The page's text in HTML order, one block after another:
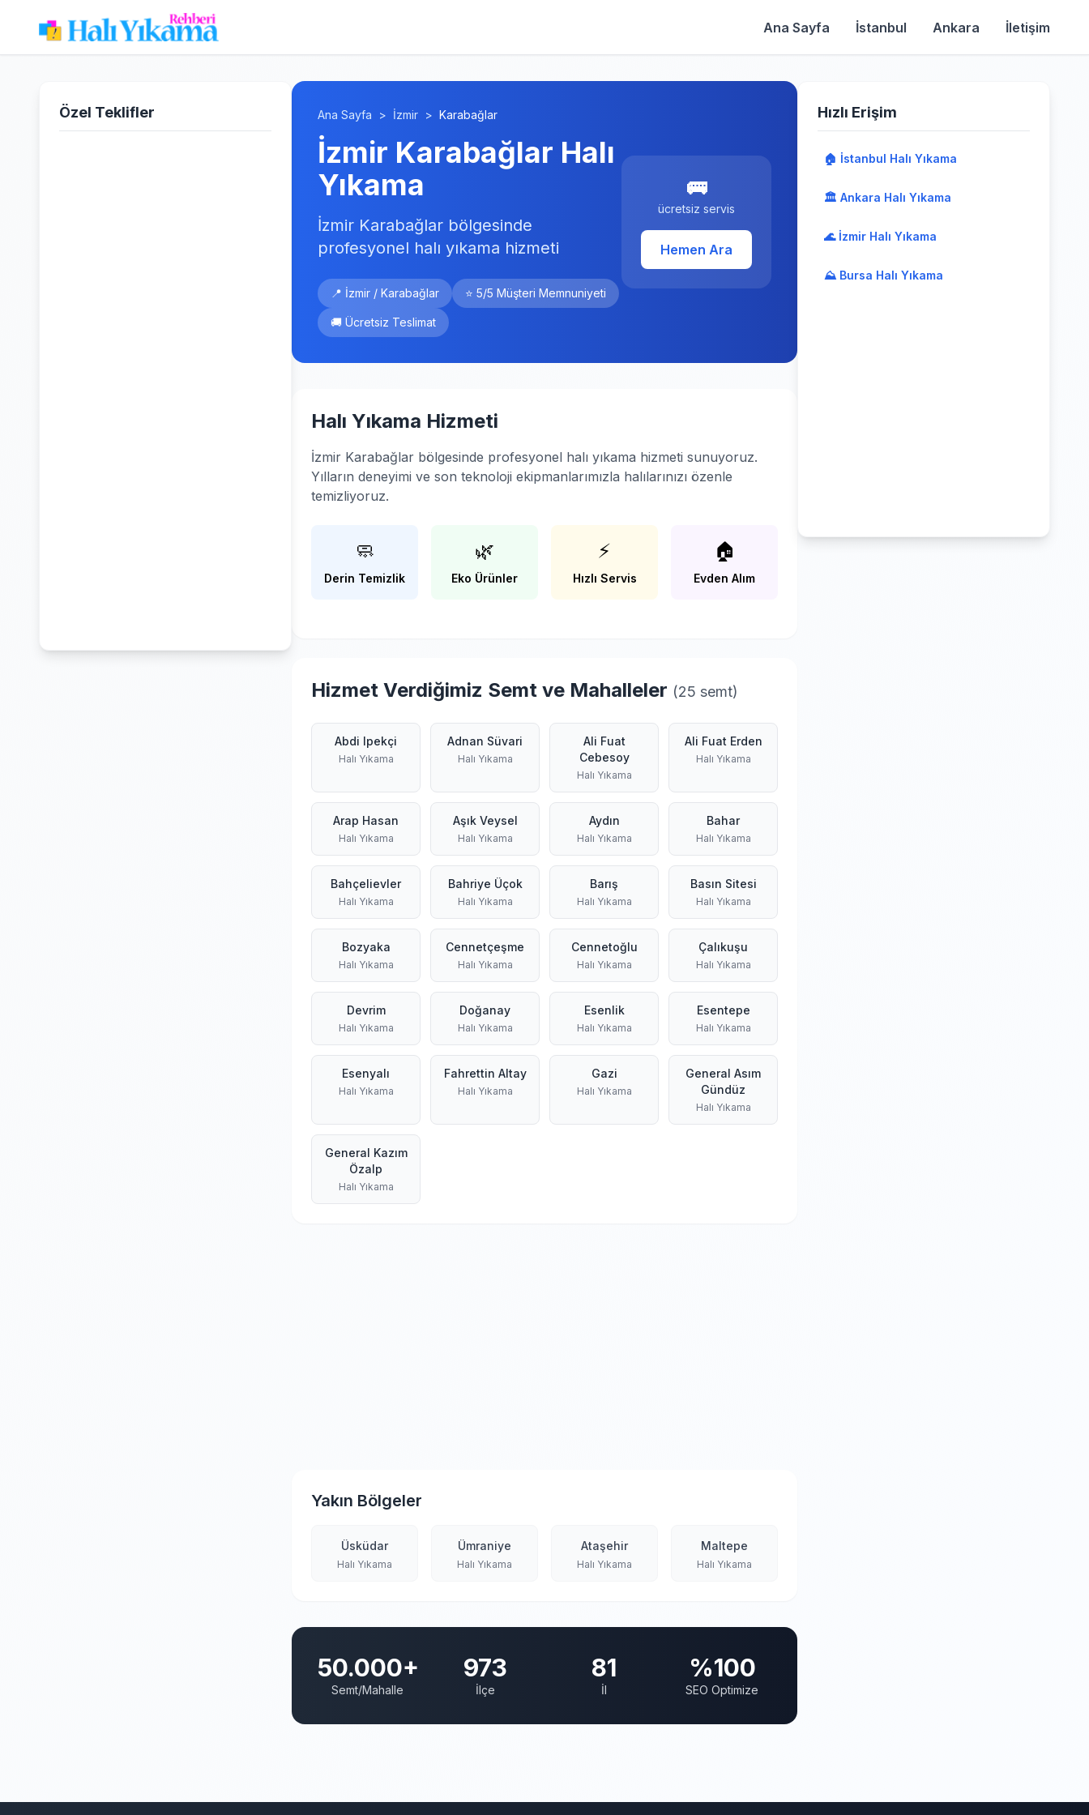
Ana Sayfa İstanbul Ankara İletişim
Özel Teklifler Ana Sayfa > İzmir > Karabağlar
İzmir Karabağlar Halı
Yıkama
İzmir Karabağlar bölgesinde
profesyonel halı yıkama hizmeti
📍 İzmir / Karabağlar ⭐ 5/5 Müşteri Memnuniyeti
🚚 Ücretsiz Teslimat
🚌
ücretsiz servis
Hemen Ara
Halı Yıkama Hizmeti
İzmir Karabağlar bölgesinde profesyonel halı yıkama hizmeti sunuyoruz.
Yılların deneyimi ve son teknoloji ekipmanlarımızla halılarınızı özenle
temizliyoruz.
🧼
Derin Temizlik
🌿
Eko Ürünler
⚡
Hızlı Servis
🏠
Evden Alım
Hizmet Verdiğimiz Semt ve Mahalleler (25 semt)
Abdi Ipekçi
Halı Yıkama
Adnan Süvari
Halı Yıkama
Ali Fuat
Cebesoy
Halı Yıkama
Ali Fuat Erden
Halı Yıkama
Arap Hasan
Halı Yıkama
Aşık Veysel
Halı Yıkama
Aydın
Halı Yıkama
Bahar
Halı Yıkama
Bahçelievler
Halı Yıkama
Bahriye Üçok
Halı Yıkama
Barış
Halı Yıkama
Basın Sitesi
Halı Yıkama
Bozyaka
Halı Yıkama
Cennetçeşme
Halı Yıkama
Cennetoğlu
Halı Yıkama
Çalıkuşu
Halı Yıkama
Devrim
Halı Yıkama
Doğanay
Halı Yıkama
Esenlik
Halı Yıkama
Esentepe
Halı Yıkama
Esenyalı
Halı Yıkama
Fahrettin Altay
Halı Yıkama
Gazi
Halı Yıkama
General Asım
Gündüz
Halı Yıkama
General Kazım
Özalp
Halı Yıkama
Yakın Bölgeler
Üsküdar
Halı Yıkama
Ümraniye
Halı Yıkama
Ataşehir
Halı Yıkama
Maltepe
Halı Yıkama
50.000+
Semt/Mahalle
973
İlçe
81
İl
%100
SEO Optimize
Hızlı Erişim
🏠 İstanbul Halı Yıkama
🏛️ Ankara Halı Yıkama
🌊 İzmir Halı Yıkama
⛰️ Bursa Halı Yıkama